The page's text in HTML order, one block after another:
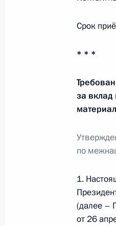
10
10 июня
10 июня
Срок
* * *
за
по
1.
(далее –
от 26